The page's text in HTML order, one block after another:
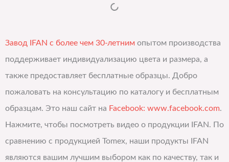
Завод IFAN с более чем 30-летним опытом производства
поддерживает индивидуализацию цвета и размера, а
также предоставляет бесплатные образцы. Добро
пожаловать на консультацию по каталогу и бесплатным
образцам. Это наш сайт на Facebook: www.facebook.com.
Нажмите, чтобы посмотреть видео о продукции IFAN. По
сравнению с продукцией Tomex, наши продукты IFAN
являются вашим лучшим выбором как по качеству, так и